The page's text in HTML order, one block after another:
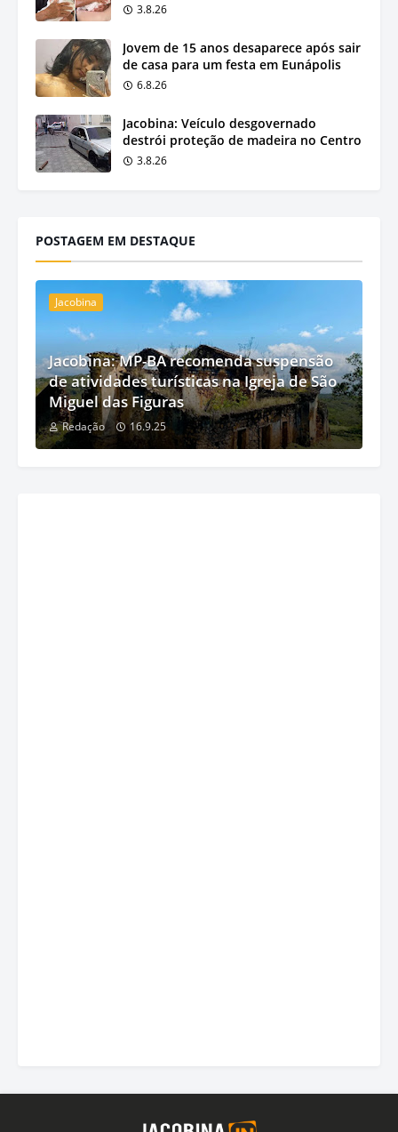
3.8.26
Jovem de 15 anos desaparece após sair
de casa para um festa em Eunápolis
6.8.26
Jacobina: Veículo desgovernado
destrói proteção de madeira no Centro
3.8.26
POSTAGEM EM DESTAQUE
Jacobina
Jacobina: MP-BA recomenda suspensão
de atividades turísticas na Igreja de São
Miguel das Figuras
Redação 16.9.25